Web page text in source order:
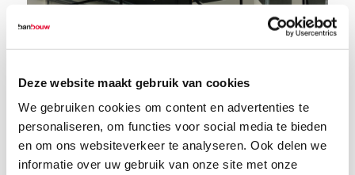
Deze website maakt gebruik van cookies
We gebruiken cookies om content en advertenties te
personaliseren, om functies voor social media te bieden
en om ons websiteverkeer te analyseren. Ook delen we
informatie over uw gebruik van onze site met onze